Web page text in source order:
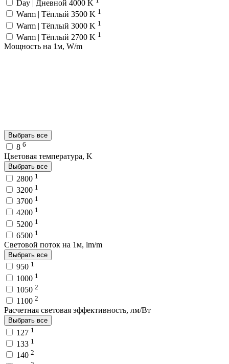
Day | Дневной 4000 K
Warm | Тёплый 3500 K 1
Warm | Тёплый 3000 K 1
Warm | Тёплый 2700 K 1
Мощность на 1м, W/m
Выбрать все
8 6
Цветовая температура, K
Выбрать все
2800 1
3200 1
3700 1
4200 1
5200 1
6500 1
Световой поток на 1м, lm/m
Выбрать все
950 1
1000 1
1050 2
1100 2
Расчетная световая эффективность, лм/Вт
Выбрать все
127 1
133 1
140 2